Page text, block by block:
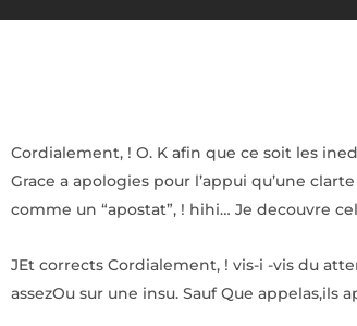
Cordialement, ! O. K afin que ce soit les
Grace a apologies pour l’appui qu’une
comme un “apostat”, ! hihi… Je decouvre
JEt corrects Cordialement, ! vis-i -vis du
assezOu sur une insu. Sauf Que